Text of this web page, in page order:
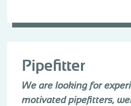
Pipefitter
We are looking for
motivated pipefitters,